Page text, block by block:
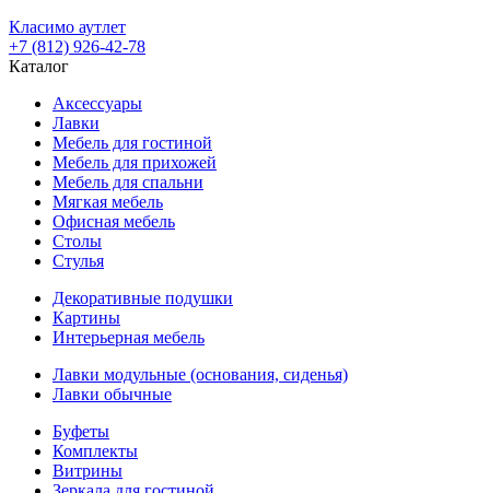
Класимо аутлет
+7 (812) 926-42-78
Каталог
Аксессуары
Лавки
Мебель для гостиной
Мебель для прихожей
Мебель для спальни
Мягкая мебель
Офисная мебель
Столы
Стулья
Декоративные подушки
Картины
Интерьерная мебель
Лавки модульные (основания, сиденья)
Лавки обычные
Буфеты
Комплекты
Витрины